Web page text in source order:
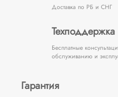
Доставка по РБ и СНГ
Техподдержка
Бесплатные
обслуживанию и
Гарантия